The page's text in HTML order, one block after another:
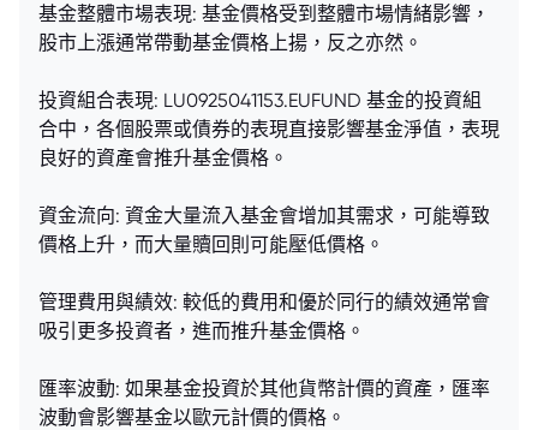
基金整體市場表現: 基金價格受到整體市場情緒影響，
股市上漲通常帶動基金價格上揚，反之亦然。
投資組合表現: LU0925041153.EUFUND 基金的投資組
合中，各個股票或債券的表現直接影響基金淨值，表現
良好的資產會推升基金價格。
資金流向: 資金大量流入基金會增加其需求，可能導致
價格上升，而大量贖回則可能壓低價格。
管理費用與績效: 較低的費用和優於同行的績效通常會
吸引更多投資者，進而推升基金價格。
匯率波動: 如果基金投資於其他貨幣計價的資產，匯率
波動會影響基金以歐元計價的價格。